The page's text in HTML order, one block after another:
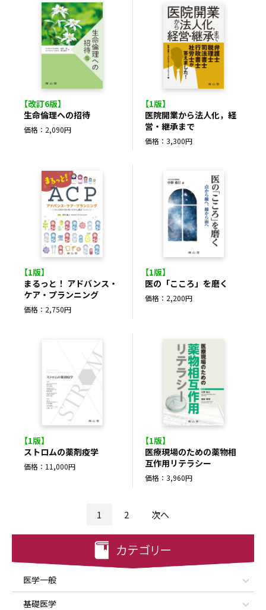
医学一般
基礎医学
【改訂6版】
生命倫理への招待
価格：2,090円
【1版】
医院開業から法人化，経
営・継承まで
価格：3,300円
【1版】
まるっと！ アドバンス・
ケア・プランニング
価格：2,750円
【1版】
医の「こころ」を磨く
価格：2,200円
【1版】
ストロムの薬剤疫学
価格：11,000円
【1版】
医療現場のための薬物相
互作用リテラシー
価格：3,960円
1 2 次へ